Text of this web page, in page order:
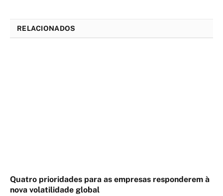
RELACIONADOS
Quatro prioridades para as empresas responderem à
nova volatilidade global